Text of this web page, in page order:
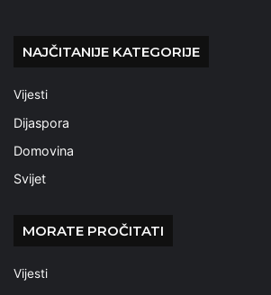
NAJČITANIJE KATEGORIJE
Vijesti
Dijaspora
Domovina
Svijet
MORATE PROČITATI
Vijesti